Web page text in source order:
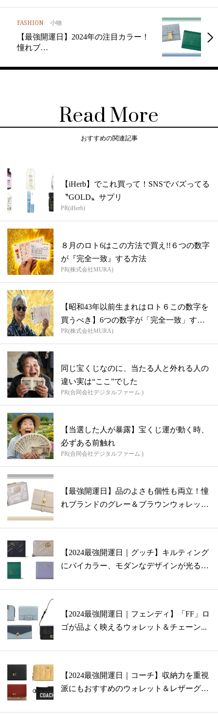
FASHION 小物
【最強開運日】2024年の注目カラー！
憧れブ…
Read More
おすすめの関連記事
【iHerb】でこれ買って！SNSでバズってる
〝GOLD〟サプリ
PR(iHerb)
８月のロト6はこの方法で買え!!６つの数字
が『完全一致』する方法
PR(株式会社MURA)
【昭和43年以前生まれはロト６この数字を
買うべき】6つの数字が「完全一致」する
方...
PR(株式会社MURA)
同じ宝くじなのに、当たる人と外れる人の
違い実は“ここ”でした
PR(合同会社デジタルファーム )
【当選した人が暴露】宝くじ運が動く時、
必ずある前触れ
PR(合同会社デジタルファーム )
【最強開運日】品のよさも個性も両立！憧
れブランドのグレー＆ブラウンウォレット
【2024最強開運日｜グッチ】キルティング
にバイカラー、モダンなデザインが光る
【2024最強開運日｜フェンディ】「FF」ロ
ゴが品よく映えるウォレット＆チェーン...
【2024最強開運日｜コーチ】収納力を重視
派にもおすすめのウォレット＆レザーグ